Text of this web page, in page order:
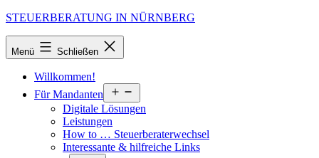
Zum
springen
STEUERBERATUNG IN NÜRNBERG
Menü Schließen
Willkommen!
Für Mandanten
öffnen
Digitale Lösungen
Leistungen
How to … Steuerberaterwechsel
Interessante & hilfreiche Links